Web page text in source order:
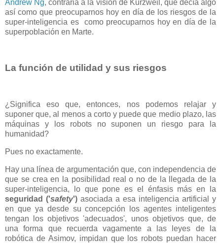
Andrew Ng, contraria a la visión de Kurzweil, que decía algo
así como que preocuparnos hoy en día de los riesgos de la
super-inteligencia es como preocuparnos hoy en día de la
superpoblación en Marte.
La función de utilidad y sus riesgos
¿Significa eso que, entonces, nos podemos relajar y
suponer que, al menos a corto y puede que medio plazo, las
máquinas y los robots no suponen un riesgo para la
humanidad?
Pues no exactamente.
Hay una línea de argumentación que, con independencia de
que se crea en la posibilidad real o no de la llegada de la
super-inteligencia, lo que pone es el énfasis más en la
seguridad ('safety') asociada a esa inteligencia artificial y
en que ya desde su concepción los agentes inteligentes
tengan los objetivos 'adecuados', unos objetivos que, de
una forma que recuerda vagamente a las leyes de la
robótica de Asimov, impidan que los robots puedan hacer